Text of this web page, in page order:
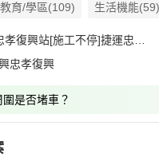
教育/學區(109) 生活機能(59)
不停]捷運忠孝復興站[施工不停]捷運忠孝復興站
忠孝復興
圍是否堵車？